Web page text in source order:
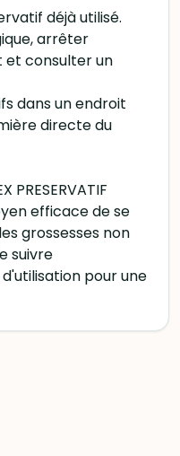
déjà utilisé.
arrêter
et consulter un
dans un endroit
directe du
PRESERVATIF
efficace de se
grossesses non
suivre
pour une